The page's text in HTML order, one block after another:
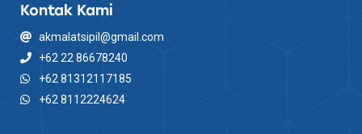
Kontak Kami
akmalatsipil@gmail.com
+62 22 86678240
+62 81312117185
+62 8112224624